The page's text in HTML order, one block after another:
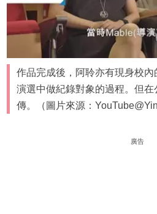
作品完成後，阿聆亦有現身校
演選中做紀錄對象的過程。但
傳。（圖片來源：
廣告